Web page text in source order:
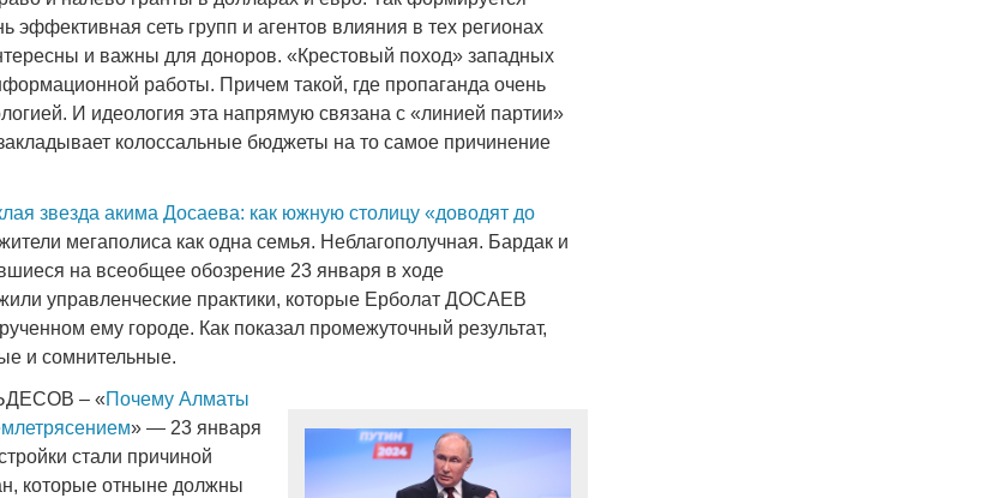
эффективная сеть групп и агентов влияния в тех регионах
и важны для доноров. «Крестовый поход» западных
работы. Причем такой, где пропаганда очень
И идеология эта напрямую связана с «линией партии»
колоссальные бюджеты на то самое причинение
звезда акима Досаева: как южную столицу «доводят до
мегаполиса как одна семья. Неблагополучная. Бардак и
на всеобщее обозрение 23 января в ходе
управленческие практики, которые Ерболат ДОСАЕВ
ему городе. Как показал промежуточный результат,
и сомнительные.
– «Почему Алматы
» — 23 января
стали причиной
которые отныне должны